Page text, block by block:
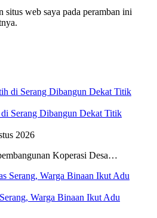
situs web saya pada peramban ini
Serang Dibangun Dekat Titik
2026
Koperasi Desa…
Warga Binaan Ikut Adu